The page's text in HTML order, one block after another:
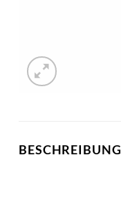
BESCHREIBUNG